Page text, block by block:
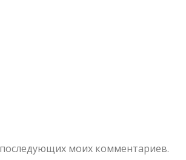
моих комментариев.